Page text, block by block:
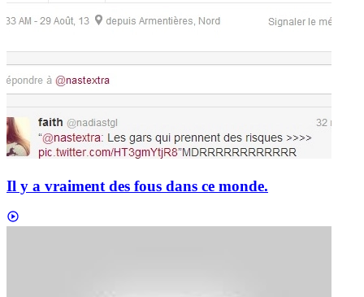
Il y a vraiment des fous dans ce monde.